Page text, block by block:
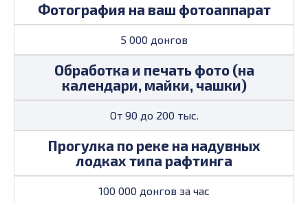
Фотография на ваш фотоаппарат
5 000 донгов
Обработка и печать фото (на
календари, майки, чашки)
От 90 до 200 тыс.
Прогулка по реке на надувных
лодках типа рафтинга
100 000 донгов за час